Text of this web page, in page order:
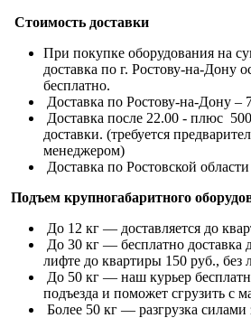
Стоимость доставки
При покупке оборудования на
доставка по г. Ростову-на-Дону
бесплатно.
Доставка по Ростову-на-Дону –
Доставка после 22.00 - плюс
доставки. (требуется
менеджером)
Доставка по Ростовской
Подъем крупногабаритного
До 12 кг — доставляется до
До 30 кг — бесплатно доставка
лифте до квартиры 150 руб., без
До 50 кг — наш курьер
подъезда и поможет сгрузить с
Более 50 кг — разгрузка силами